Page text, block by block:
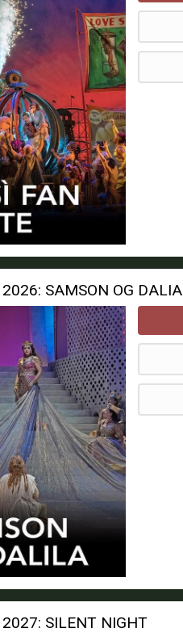
SAMSON OG DALIA
SILENT NIGHT